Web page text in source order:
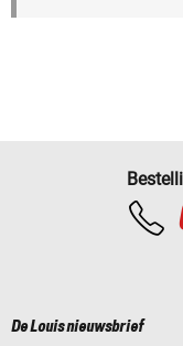
De Louis nieuwsbrief